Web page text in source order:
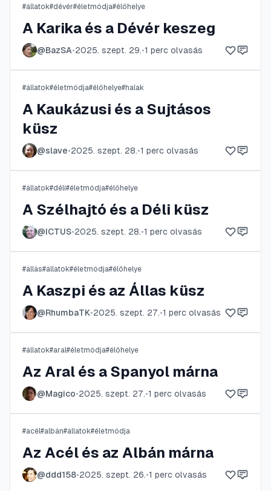
#állatok#dévér#életmódja#élőhelye
A Karika és a Dévér keszeg
@BazSA•2025. szept. 29.•1 perc olvasás
#állatok#életmódja#élőhelye#halak
A Kaukázusi és a Sujtásos
küsz
@slave•2025. szept. 28.•1 perc olvasás
#állatok#déli#életmódja#élőhelye
A Szélhajtó és a Déli küsz
@ICTUS•2025. szept. 28.•1 perc olvasás
#állás#állatok#életmódja#élőhelye
A Kaszpi és az Állas küsz
@RhumbaTK•2025. szept. 27.•1 perc olvasás
#állatok#aral#életmódja#élőhelye
Az Aral és a Spanyol márna
@Magico•2025. szept. 27.•1 perc olvasás
#acél#albán#állatok#életmódja
Az Acél és az Albán márna
@ddd158•2025. szept. 26.•1 perc olvasás